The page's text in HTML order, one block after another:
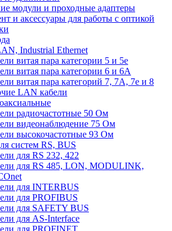
модули и проходные адаптеры
и аксессуары для работы с оптикой
Industrial Ethernet
витая пара категории 5 и 5е
витая пара категории 6 и 6A
витая пара категорий 7, 7А, 7е и 8
LAN кабели
радиочастотные 50 Ом
видеонаблюдение 75 Ом
высокочастотные 93 Ом
систем RS, BUS
для RS 232, 422
для RS 485, LON, MODULINK,
для INTERBUS
для PROFIBUS
для SAFETY BUS
для AS-Interface
для PROFINET